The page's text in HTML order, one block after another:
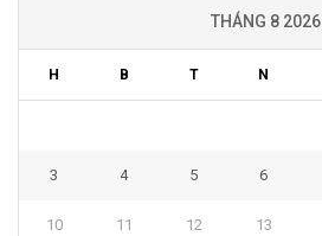
THÁNG 8 2026
H B T N
3 4 5 6
10 11 12 13